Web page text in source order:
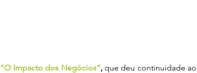
“O Impacto dos Negócios”, que deu continuidade ao